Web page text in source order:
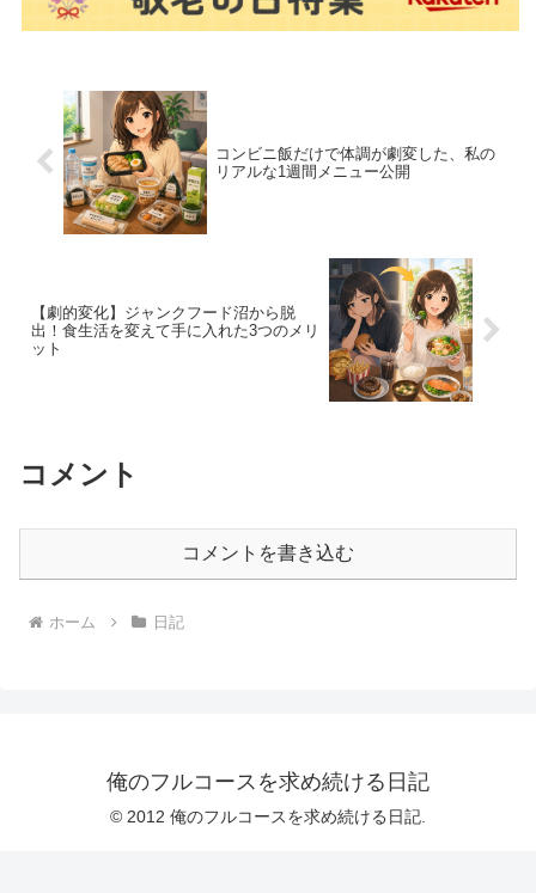
コンビニ飯だけで体調が劇変した、私の
リアルな1週間メニュー公開
【劇的変化】ジャンクフード沼から脱
出！食生活を変えて手に入れた3つのメリ
ット
コメント
コメントを書き込む
ホーム 日記
俺のフルコースを求め続ける日記
© 2012 俺のフルコースを求め続ける日記.